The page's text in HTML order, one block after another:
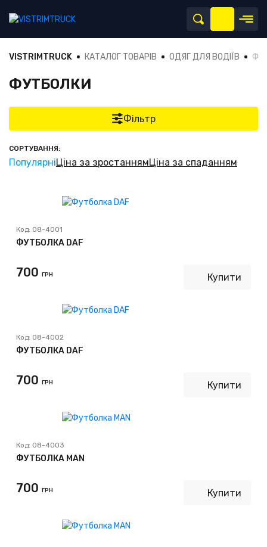
VISTRIMTRUCK КАТАЛОГ ТОВАРІВ ОДЯГ ДЛЯ ВОДІЇВ
ФУТБОЛКИ
Фільтр
СОРТУВАННЯ:
ПопулярніЦіна за зростаннямЦіна за спаданням
Код: 08-4001
ФУТБОЛКА DAF
700 ГРН Купити
Код: 08-4002
ФУТБОЛКА DAF
700 ГРН Купити
Код: 08-4003
ФУТБОЛКА MAN
700 ГРН Купити